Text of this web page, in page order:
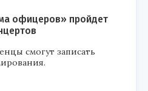
офицеров» пройдет
смогут записать